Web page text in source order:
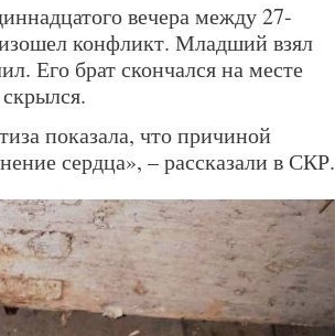
вечера между 27-
конфликт. Младший взял
Его брат скончался на месте
показала, что причиной
сердца», – рассказали в СКР.